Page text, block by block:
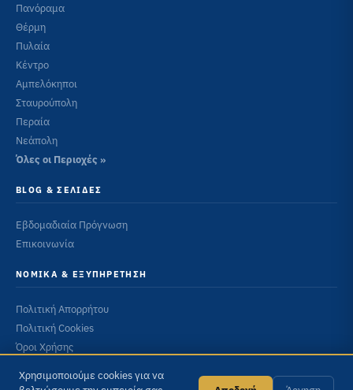
Πανόραμα
Θέρμη
Πυλαία
Κέντρο
Αμπελόκηποι
Σταυρούπολη
Περαία
Νεάπολη
Όλες οι Περιοχές »
BLOG & ΣΕΛΊΔΕΣ
Εβδομαδιαία Πρόγνωση
Επικοινωνία
ΝΟΜΙΚΆ & ΕΞΥΠΗΡΈΤΗΣΗ
Πολιτική Απορρήτου
Πολιτική Cookies
Όροι Χρήσης
Χρησιμοποιούμε cookies για να